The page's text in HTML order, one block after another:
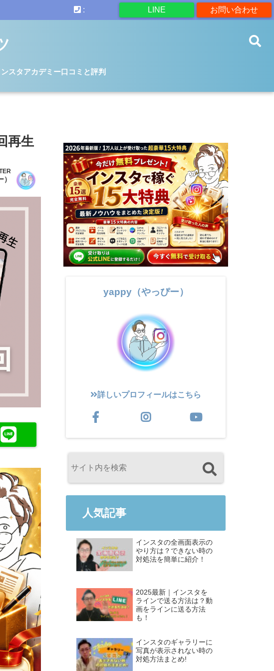
お問い合わせ
LINE
:
スタアカデミー口コミと評判
再生
yappy（やっぴー）
詳しいプロフィールはこちら
人気記事
インスタの全画面表示の
やり方は？できない時の
対処法を簡単に紹介！
2025最新｜インスタを
ラインで送る方法は？動
画をラインに送る方法
も！
インスタのギャラリーに
写真が表示されない時の
対処方法まとめ!